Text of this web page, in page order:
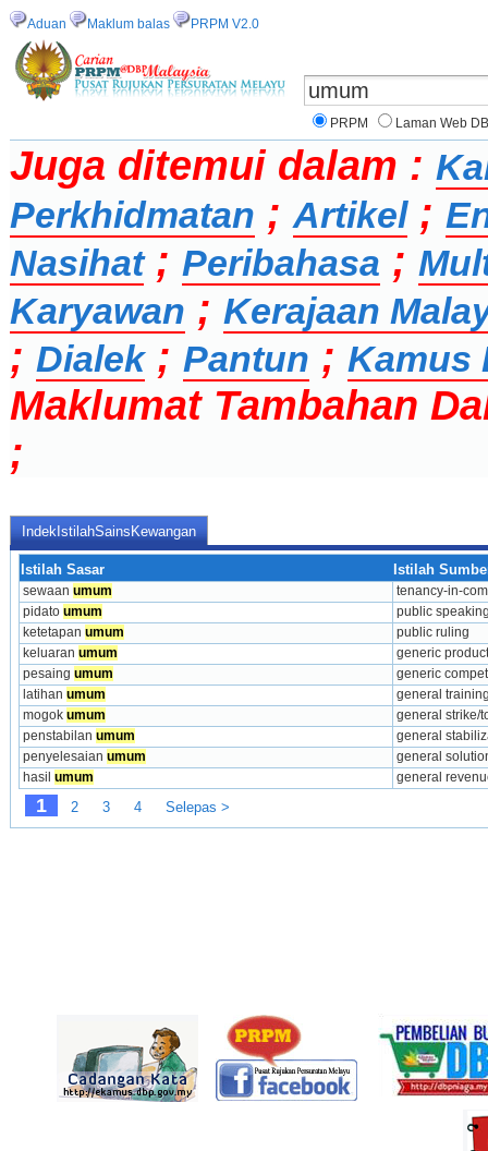
Aduan Maklum balas PRPM V2.0
PRPM Laman Web
Juga ditemui dalam :
Perkhidmatan ; Artikel;
Nasihat; Peribahasa ;
Karyawan ; Kerajaan
; Dialek; Pantun ; Kamus
Maklumat Tambahan
;
IndekIstilahSainsKewangan
Istilah Sasar Istilah
sewaan umum
tenancy-in-
pidato umum
public
ketetapan umum
public ruling
keluaran umum
generic product
pesaing umum
generic
latihan umum
general
mogok umum
general strike/
penstabilan umum
general
penyelesaian umum
general
hasil umum general
1 2 3 4 Selepas >